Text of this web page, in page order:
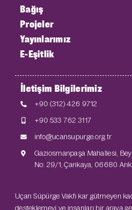
Bağış
Projeler
Yayınlarımız
E-Eşitlik
İletişim Bilgilerimiz
+90 (312) 426 9712
+90 533 762 3117
info@ucansupurge.org.tr
Gaziosmanpaşa Mahallesi,
No: 29/1, Çankaya, 06680
Uçan Süpürge Vakfı kar gütmeyen
desteklemeyi ve insanları bir araya